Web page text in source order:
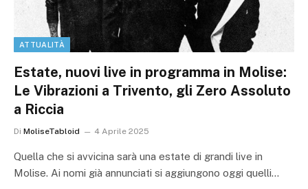
ATTUALITÀ
Estate, nuovi live in programma in Molise:
Le Vibrazioni a Trivento, gli Zero Assoluto
a Riccia
Di MoliseTabloid 4 Aprile 2025
Quella che si avvicina sarà una estate di grandi live in
Molise. Ai nomi già annunciati si aggiungono oggi quelli…